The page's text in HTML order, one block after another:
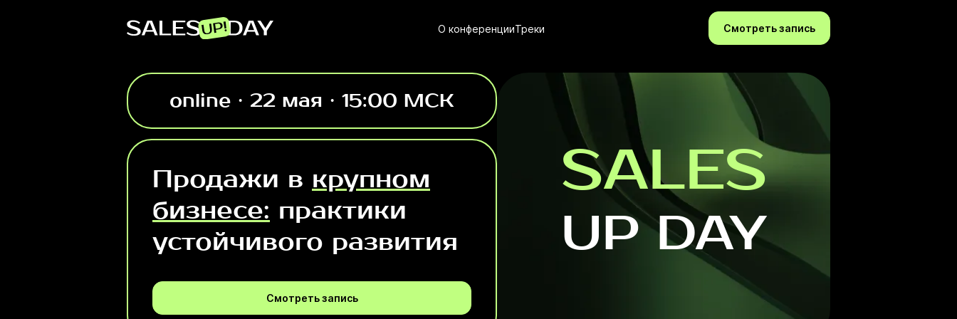
О конференцииТреки Смотреть запись
online · 22 мая · 15:00 МСК
Продажи в крупном
бизнесе: практики
устойчивого развития
Смотреть запись
SALES
UP DAY